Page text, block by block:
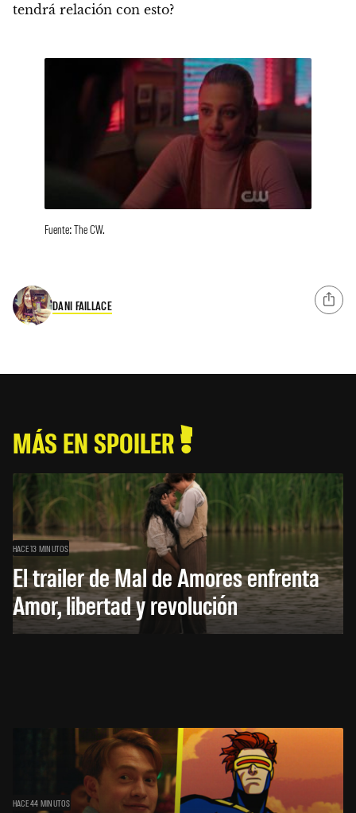
tendrá relación con esto?
Fuente: The CW.
DANI FAILLACE
MÁS EN SPOILER
HACE 13 MINUTOS
El trailer de Mal de Amores enfrenta
Amor, libertad y revolución
HACE 44 MINUTOS